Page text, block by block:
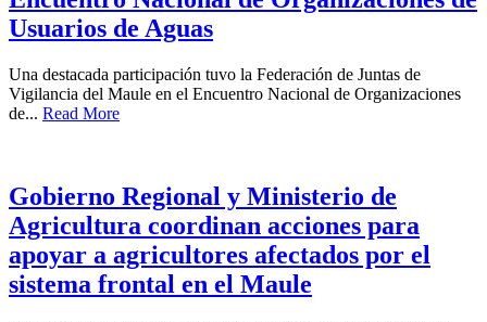
Usuarios de Aguas
Una destacada participación tuvo la Federación de Juntas de
Vigilancia del Maule en el Encuentro Nacional de Organizaciones
de... Read More
Gobierno Regional y Ministerio de
Agricultura coordinan acciones para
apoyar a agricultores afectados por el
sistema frontal en el Maule